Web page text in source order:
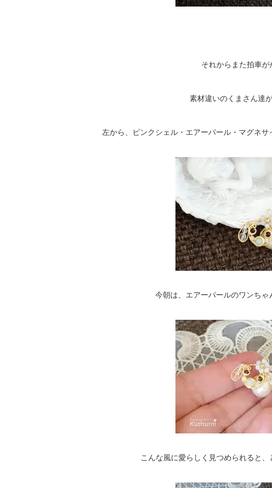
それからまた拍車が
素材違いのくまさん達
左から、ピンクシェル・エアーパール・マグネ
今朝は、エアーパールのワンちゃ
こんな風に愛らしく見つめられると